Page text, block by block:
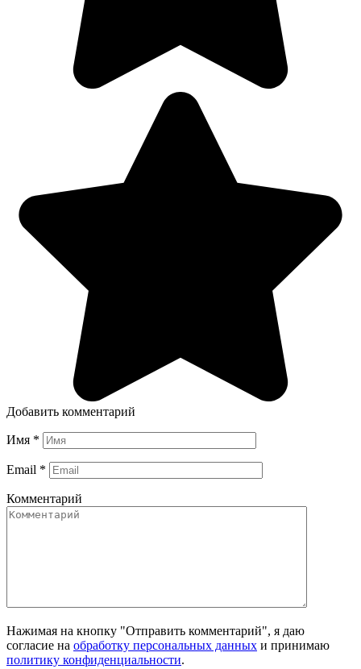
Добавить комментарий
Имя *
Email *
Комментарий
Нажимая на кнопку "Отправить комментарий", я даю
согласие на обработку персональных данных и принимаю
политику конфиденциальности.